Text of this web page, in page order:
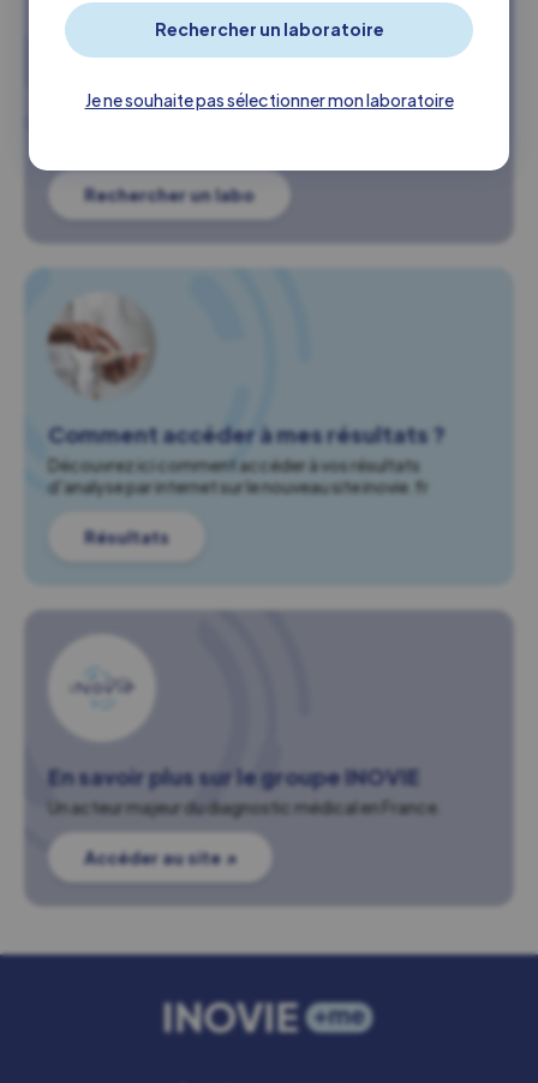
Je ne souhaite pas sélectionner mon laboratoire
Trouvez un laboratoire Inovie à
proximité
Rechercher un labo
Comment accéder à mes résultats ?
Découvrez ici comment accéder à vos résultats
d'analyse par internet sur le nouveau site inovie.fr
Résultats
En savoir plus sur le groupe INOVIE
Un acteur majeur du diagnostic médical en France.
Accéder au site ↗